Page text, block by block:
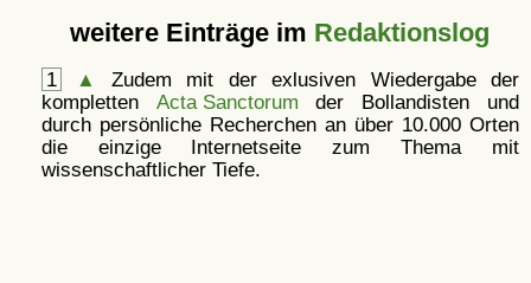
weitere Einträge im Redaktionslog
1 ▲
Zudem mit der exlusiven Wiedergabe der
kompletten Acta Sanctorum der Bollandisten und
durch persönliche Recherchen an über 10.000 Orten
die einzige Internetseite zum Thema mit
wissenschaftlicher Tiefe.